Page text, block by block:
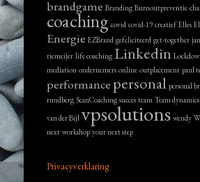
brandgame Branding Burnoutpreventie
coaching covid covid-19 creatief Elles
Energie EZBrand gefeliciteerd get-together
riemeijer life coaching Linkedin
mediation ondernemers online outplacement paul
performance personal personal
rundberg ScanCoaching succes team Team dynamics
van der Bijl vpsolutions wendy
next workshop your next step
Privacyverklaring